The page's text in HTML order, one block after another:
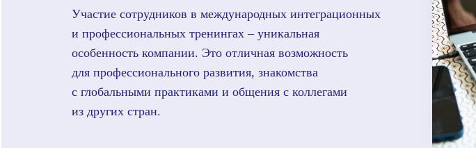
Участие сотрудников в международных интеграционных
и профессиональных тренингах – уникальная
особенность компании. Это отличная возможность
для профессионального развития, знакомства
с глобальными практиками и общения с коллегами
из других стран.